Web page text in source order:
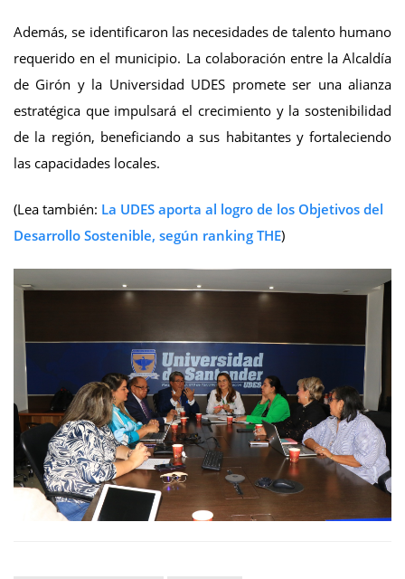
Además, se identificaron las necesidades de talento humano
requerido en el municipio. La colaboración entre la Alcaldía
de Girón y la Universidad UDES promete ser una alianza
estratégica que impulsará el crecimiento y la sostenibilidad
de la región, beneficiando a sus habitantes y fortaleciendo
las capacidades locales.
(Lea también: La UDES aporta al logro de los Objetivos del
Desarrollo Sostenible, según ranking THE)